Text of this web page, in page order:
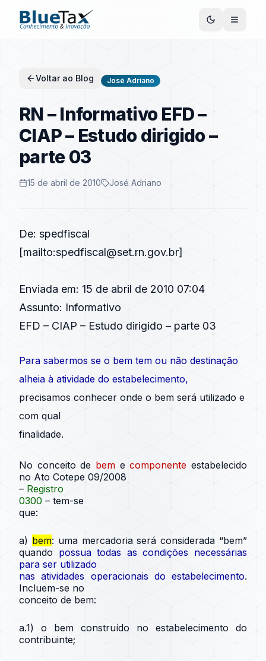
Voltar ao Blog José Adriano
RN – Informativo EFD –
CIAP – Estudo dirigido –
parte 03
15 de abril de 2010 José Adriano
De: spedfiscal
[mailto:spedfiscal@set.rn.gov.br]
Enviada em: 15 de abril de 2010 07:04
Assunto: Informativo
EFD – CIAP – Estudo dirigido – parte 03
Para sabermos se o bem tem ou não destinação
alheia à atividade do estabelecimento,
precisamos conhecer onde o bem será utilizado e
com qual
finalidade.
No conceito de bem ecomponente estabelecido
no Ato Cotepe 09/2008
– Registro
0300 – tem-se
que:
a) bem: uma mercadoria será considerada “bem”
quando possua todas as condições necessárias
para ser utilizado
nas atividades operacionais do estabelecimento.
Incluem-se no
conceito de bem:
a.1) o bem construído no estabelecimento do
contribuinte;